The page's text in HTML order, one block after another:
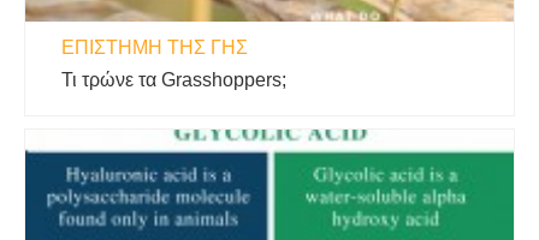
ΕΠΙΣΤΉΜΗ ΤΗΣ ΓΗΣ
Τι τρώνε τα Grasshoppers;